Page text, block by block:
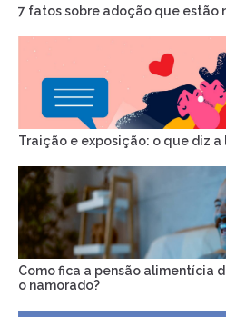
7 fatos sobre adoção que estão
Traição e exposição: o que diz a
Como fica a pensão alimentícia
o namorado?